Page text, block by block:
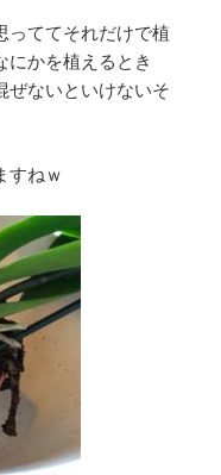
っててそれだけで植
かを植えるとき
ぜないといけないそ
すねｗ